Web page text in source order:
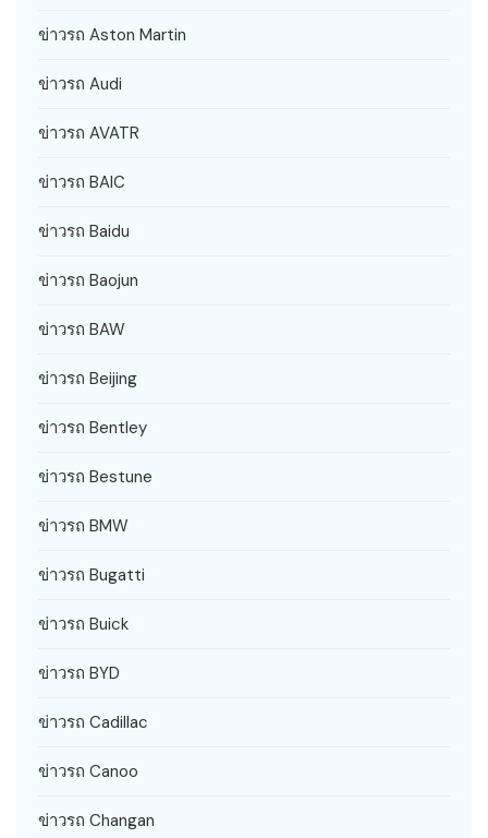
ข่าวรถ Aston Martin
ข่าวรถ Audi
ข่าวรถ AVATR
ข่าวรถ BAIC
ข่าวรถ Baidu
ข่าวรถ Baojun
ข่าวรถ BAW
ข่าวรถ Beijing
ข่าวรถ Bentley
ข่าวรถ Bestune
ข่าวรถ BMW
ข่าวรถ Bugatti
ข่าวรถ Buick
ข่าวรถ BYD
ข่าวรถ Cadillac
ข่าวรถ Canoo
ข่าวรถ Changan